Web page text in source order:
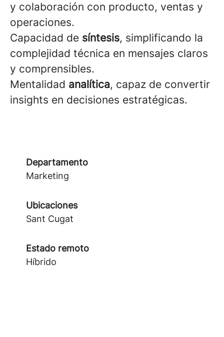
y colaboración con producto, ventas y
operaciones.
Capacidad de síntesis, simplificando la
complejidad técnica en mensajes claros
y comprensibles.
Mentalidad analítica, capaz de convertir
insights en decisiones estratégicas.
Departamento
Marketing
Ubicaciones
Sant Cugat
Estado remoto
Híbrido